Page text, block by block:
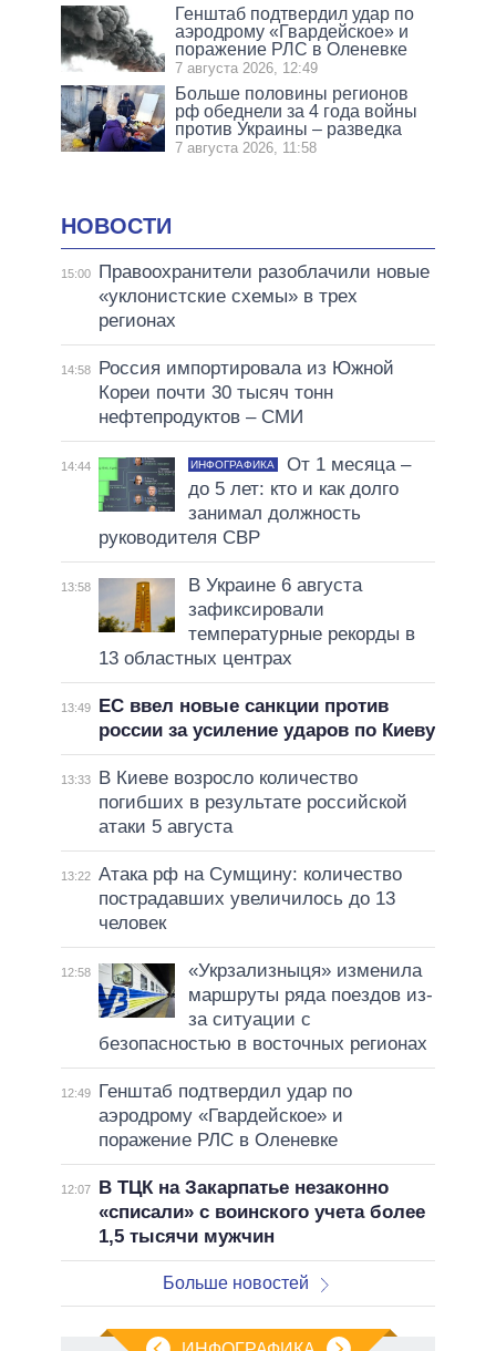
Генштаб подтвердил удар по
аэродрому «Гвардейское» и
поражение РЛС в Оленевке
7 августа 2026, 12:49
Больше половины регионов
рф обеднели за 4 года войны
против Украины – разведка
7 августа 2026, 11:58
НОВОСТИ
15:00
Правоохранители разоблачили новые
«уклонистские схемы» в трех
регионах
14:58
Россия импортировала из Южной
Кореи почти 30 тысяч тонн
нефтепродуктов – СМИ
14:44 ИНФОГРАФИКА
От 1 месяца –
до 5 лет: кто и как долго
занимал должность
руководителя СВР
13:58
В Украине 6 августа
зафиксировали
температурные рекорды в
13 областных центрах
13:49
ЕС ввел новые санкции против
россии за усиление ударов по Киеву
13:33
В Киеве возросло количество
погибших в результате российской
атаки 5 августа
13:22 Атака рф на Сумщину: количество
пострадавших увеличилось до 13
человек
12:58
«Укрзализныця» изменила
маршруты ряда поездов из-
за ситуации с
безопасностью в восточных регионах
12:49
Генштаб подтвердил удар по
аэродрому «Гвардейское» и
поражение РЛС в Оленевке
12:07
В ТЦК на Закарпатье незаконно
«списали» с воинского учета более
1,5 тысячи мужчин
Больше новостей